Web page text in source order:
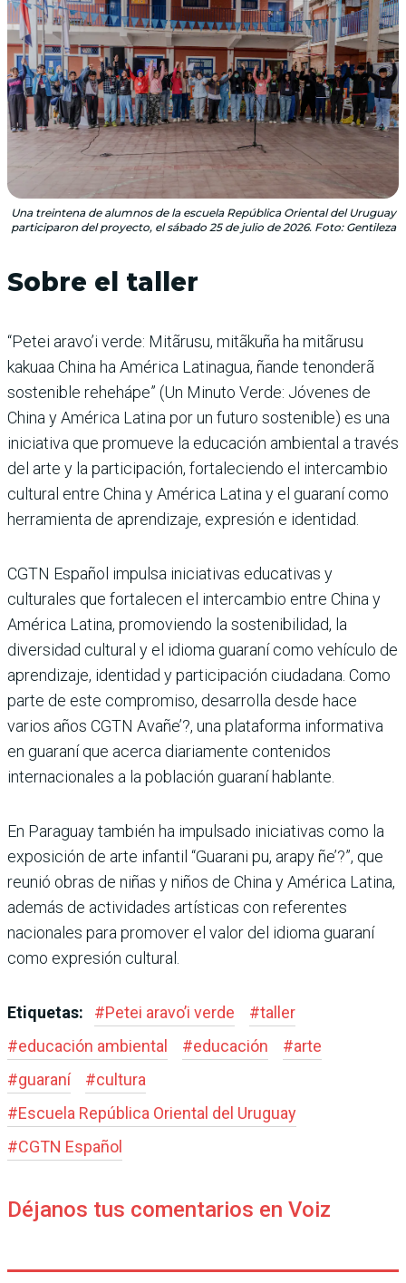
Una treintena de alumnos de la escuela República Oriental del Uruguay
participaron del proyecto, el sábado 25 de julio de 2026. Foto: Gentileza
Sobre el taller
“Petei aravo’i verde: Mitãrusu, mitãkuña ha mitãrusu
kakuaa China ha América Latinagua, ñande tenonderã
sostenible rehehápe” (Un Minuto Verde: Jóvenes de
China y América Latina por un futuro sostenible) es una
iniciativa que promueve la educación ambiental a través
del arte y la participación, fortaleciendo el intercambio
cultural entre China y América Latina y el guaraní como
herramienta de aprendizaje, expresión e identidad.
CGTN Español impulsa iniciativas educativas y
culturales que fortalecen el intercambio entre China y
América Latina, promoviendo la sostenibilidad, la
diversidad cultural y el idioma guaraní como vehículo de
aprendizaje, identidad y participación ciudadana. Como
parte de este compromiso, desarrolla desde hace
varios años CGTN Avañe’?, una plataforma informativa
en guaraní que acerca diariamente contenidos
internacionales a la población guaraní hablante.
En Paraguay también ha impulsado iniciativas como la
exposición de arte infantil “Guarani pu, arapy ñe’?”, que
reunió obras de niñas y niños de China y América Latina,
además de actividades artísticas con referentes
nacionales para promover el valor del idioma guaraní
como expresión cultural.
Etiquetas: #Petei aravo’i verde #taller
#educación ambiental #educación #arte
#guaraní #cultura
#Escuela República Oriental del Uruguay
#CGTN Español
Déjanos tus comentarios en Voiz